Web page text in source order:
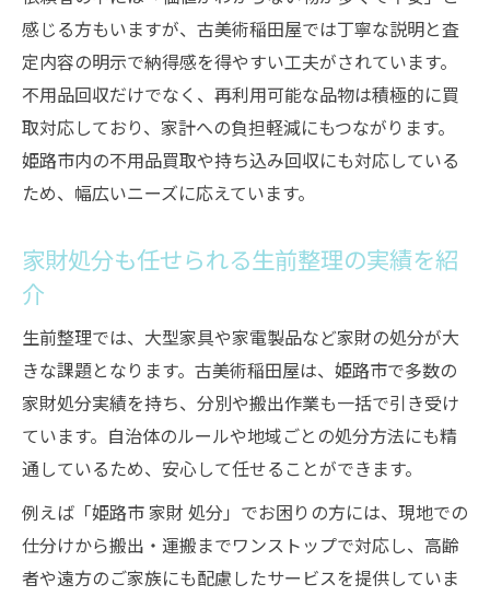
感じる方もいますが、古美術稲田屋では丁寧な説明と査
定内容の明示で納得感を得やすい工夫がされています。
不用品回収だけでなく、再利用可能な品物は積極的に買
取対応しており、家計への負担軽減にもつながります。
姫路市内の不用品買取や持ち込み回収にも対応している
ため、幅広いニーズに応えています。
家財処分も任せられる生前整理の実績を紹
介
生前整理では、大型家具や家電製品など家財の処分が大
きな課題となります。古美術稲田屋は、姫路市で多数の
家財処分実績を持ち、分別や搬出作業も一括で引き受け
ています。自治体のルールや地域ごとの処分方法にも精
通しているため、安心して任せることができます。
例えば「姫路市 家財 処分」でお困りの方には、現地での
仕分けから搬出・運搬までワンストップで対応し、高齢
者や遠方のご家族にも配慮したサービスを提供していま